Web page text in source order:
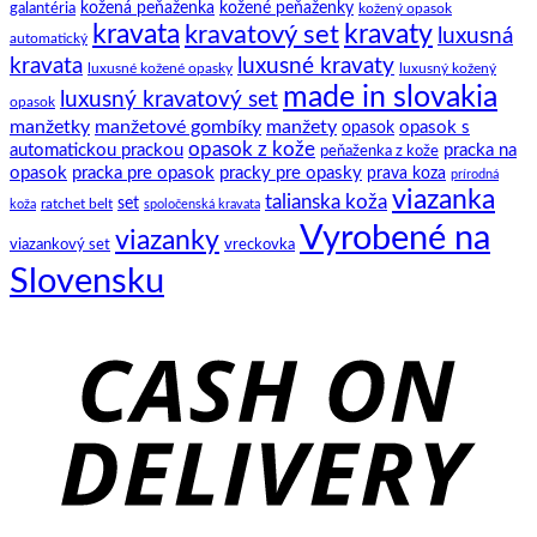
motýlik
galantéria kožená peňaženka kožené peňaženky kožený opasok
automatický kravata kravatový set kravaty luxusná
kravata luxusné kožené opasky luxusné kravaty luxusný kožený
opasok luxusný kravatový set made in slovakia
manžetky manžetové gombíky manžety opasok opasok s
automatickou prackou opasok z kože peňaženka z kože pracka na
opasok pracka pre opasok pracky pre opasky prava koza prírodná
koža ratchet belt set spoločenská kravata talianska koža viazanka
viazankový set viazanky vreckovka Vyrobené na
Slovensku